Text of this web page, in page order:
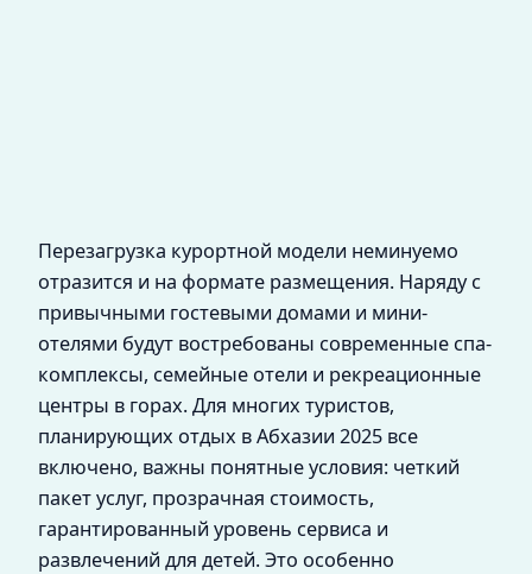
Перезагрузка курортной модели неминуемо
отразится и на формате размещения. Наряду с
привычными гостевыми домами и мини-
отелями будут востребованы современные спа-
комплексы, семейные отели и рекреационные
центры в горах. Для многих туристов,
планирующих отдых в Абхазии 2025 все
включено, важны понятные условия: четкий
пакет услуг, прозрачная стоимость,
гарантированный уровень сервиса и
развлечений для детей. Это особенно